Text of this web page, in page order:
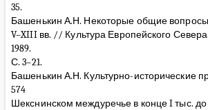
35.
Башенькин А.Н. Некоторые общие вопросы
V–XIII вв. // Культура Европейского
1989.
С. 3–21.
Башенькин А.Н. Культурно-исторические
574
Шекснинском междуречье в конце I тыс.